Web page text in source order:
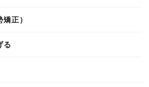
正）
る